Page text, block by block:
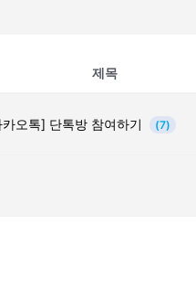
제목
오톡] 단톡방 참여하기 (7)